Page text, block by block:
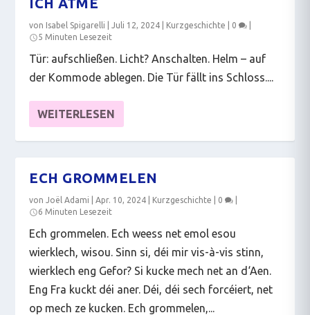
von Isabel Spigarelli |Juli 12, 2024 Kurzgeschichte 0
5 Minuten Lesezeit
Tür: aufschließen. Licht? Anschalten. Helm – auf
der Kommode ablegen. Die Tür fällt ins Schloss....
WEITERLESEN
ECH GROMMELEN
vonJoël Adami |Apr. 10, 2024 Kurzgeschichte 0
6 Minuten Lesezeit
Ech grommelen. Ech weess net emol esou
wierklech, wisou. Sinn si, déi mir vis-à-vis stinn,
wierklech eng Gefor? Si kucke mech net an d‘Aen.
Eng Fra kuckt déi aner. Déi, déi sech forcéiert, net
op mech ze kucken. Ech grommelen,...